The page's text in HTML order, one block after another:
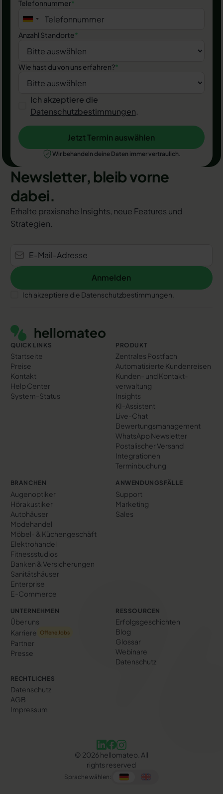
Telefonnummer*
Anzahl Standorte*
Wie hast du von uns erfahren?*
Ich akzeptiere die
Datenschutzbestimmungen.
Jetzt Termin auswählen
Jetzt Termin auswählen
Wir behandeln deine Daten immer vertraulich.
Newsletter, bleib vorne
dabei.
Erhalte praxisnahe Insights, neue Features und
Strategien.
Anmelden
Anmelden
Ich akzeptiere die Datenschutzbestimmungen.
QUICK LINKS
Startseite
Preise
Kontakt
Help Center
System-Status
PRODUKT
Zentrales Postfach
Automatisierte Kundenreisen
Kunden- und Kontakt­
verwaltung
Insights
KI-Assistent
Live-Chat
Bewertungs­management
WhatsApp Newsletter
Postalischer Versand
Integrationen
Terminbuchung
BRANCHEN
Augenoptiker
Hörakustiker
Autohäuser
Modehandel
Möbel- & Küchengeschäft
Elektrohandel
Fitnessstudios
Banken & Versicherungen
Sanitätshäuser
Enterprise
E-Commerce
ANWENDUNGSFÄLLE
Support
Marketing
Sales
UNTERNEHMEN
Über uns
Karriere
Offene Jobs
Partner
Presse
RESSOURCEN
Erfolgs­geschichten
Blog
Glossar
Webinare
Datenschutz
RECHTLICHES
Datenschutz
AGB
Impressum
© 2026 hellomateo. All
rights reserved
Sprache wählen: